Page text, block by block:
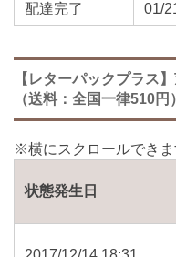
配達完了 01/
【レターパックプラス
（送料：全国一律510円）
状態発生日